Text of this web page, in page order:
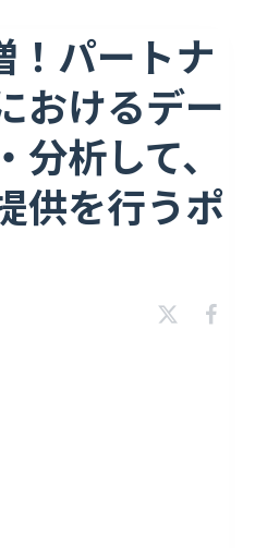
！パートナ
おけるデー
析して、
供を行うポ